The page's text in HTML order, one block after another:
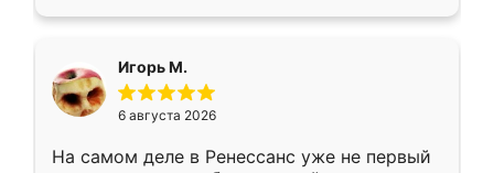
Игорь М.
6 августа 2026
На самом деле в Ренессанс уже не первый